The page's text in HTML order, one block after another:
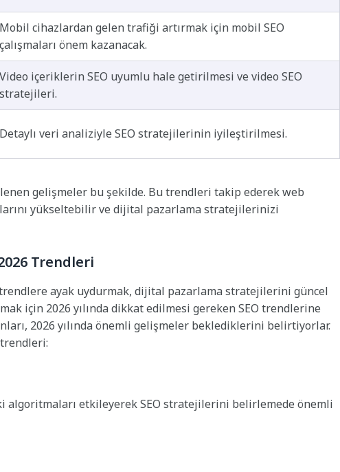
Mobil cihazlardan gelen trafiği artırmak için mobil SEO
çalışmaları önem kazanacak.
Video içeriklerin SEO uyumlu hale getirilmesi ve video SEO
stratejileri.
Detaylı veri analiziyle SEO stratejilerinin iyileştirilmesi.
gelişmeler bu şekilde. Bu trendleri takip ederek web
yükseltebilir ve dijital pazarlama stratejilerinizi
Trendleri
ayak uydurmak, dijital pazarlama stratejilerini güncel
için 2026 yılında dikkat edilmesi gereken SEO trendlerine
2026 yılında önemli gelişmeler beklediklerini belirtiyorlar.
trendleri:
algoritmaları etkileyerek SEO stratejilerini belirlemede önemli